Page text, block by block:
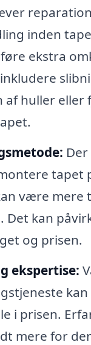
inden
ekstra
af huller eller
tapet
være mere
Det kan
og prisen.
ekspertise:
kan
i prisen.
mere for